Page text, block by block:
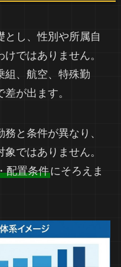
とし、性別や所属自
ではありません。
組、航空、特殊勤
が出ます。
と条件が異なり、
ではありません。
配置条件にそろえま